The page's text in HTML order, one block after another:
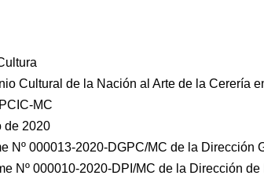
Cultural de la Nación al Arte de la Cerería
MC
de 2020
Nº 000013-2020-DGPC/MC de la Dirección
Nº 000010-2020-DPI/MC de la Dirección